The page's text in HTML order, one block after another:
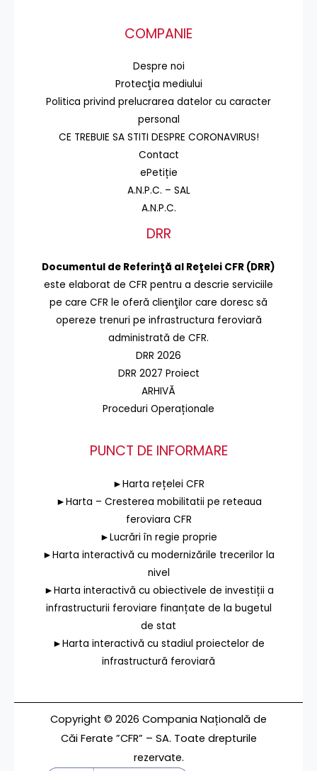
COMPANIE
Despre noi
Protecţia mediului
Politica privind prelucrarea datelor cu caracter
personal
CE TREBUIE SA STITI DESPRE CORONAVIRUS!
Contact
ePetiție
A.N.P.C. – SAL
A.N.P.C.
DRR
Documentul de Referinţă al Reţelei CFR (DRR)
este elaborat de CFR pentru a descrie serviciile
pe care CFR le oferă clienţilor care doresc să
opereze trenuri pe infrastructura feroviară
administrată de CFR.
DRR 2026
DRR 2027 Proiect
ARHIVĂ
Proceduri Operaționale
PUNCT DE INFORMARE
►Harta rețelei CFR
►Harta – Cresterea mobilitatii pe reteaua
feroviara CFR
►Lucrări în regie proprie
►Harta interactivă cu modernizările trecerilor la
nivel
►Harta interactivă cu obiectivele de investiții a
infrastructurii feroviare finanțate de la bugetul
de stat
►Harta interactivă cu stadiul proiectelor de
infrastructură feroviară
Copyright © 2026 Compania Națională de
Căi Ferate ”CFR” – SA. Toate drepturile
rezervate.